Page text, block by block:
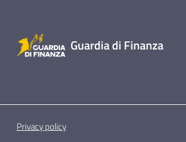
Guardia di Finanza
Privacy policy